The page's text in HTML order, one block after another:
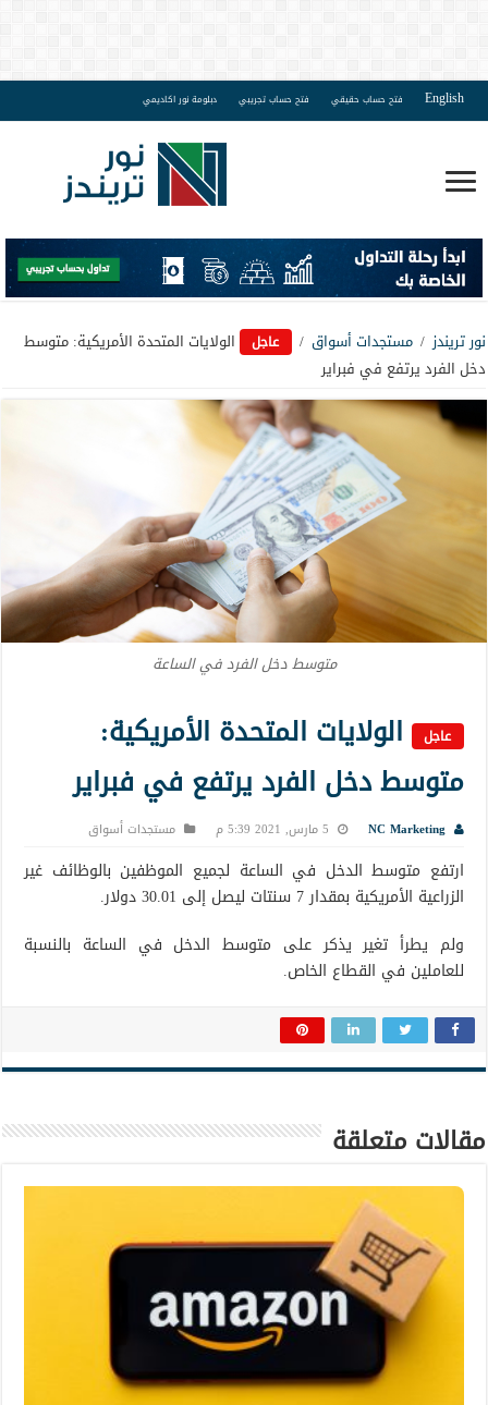
English فتح حساب حقيقي فتح حساب تجريبي دبلومة نور اكاديمي
نور تريندز / مستجدات أسواق / عاجل
الولايات المتحدة الأمريكية: متوسط
دخل الفرد يرتفع في فبراير
متوسط دخل الفرد في الساعة
عاجل
الولايات المتحدة الأمريكية:
متوسط دخل الفرد يرتفع في فبراير
NC Marketing 5 مارس, 2021 5:39 م مستجدات أسواق
ارتفع متوسط الدخل في الساعة لجميع الموظفين بالوظائف غير
الزراعية الأمريكية بمقدار 7 سنتات ليصل إلى 30.01 دولار.
ولم يطرأ تغير يذكر على متوسط الدخل في الساعة بالنسبة
للعاملين في القطاع الخاص.
مقالات متعلقة